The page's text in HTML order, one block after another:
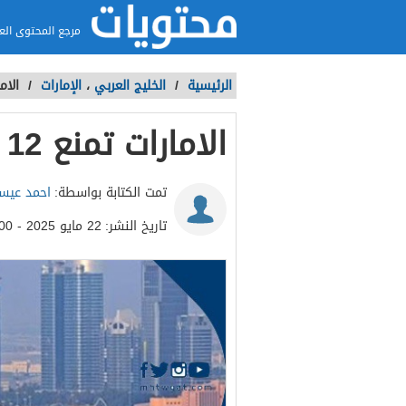
مرجع المحتوى
الرئيسية / الخليج العربي ، الإمارات /
الامارات تمنع 12 دولة من دخول اراضيها
تمت الكتابة بواسطة: احمد
تاريخ النشر: 22 مايو 2025 - 6:00م